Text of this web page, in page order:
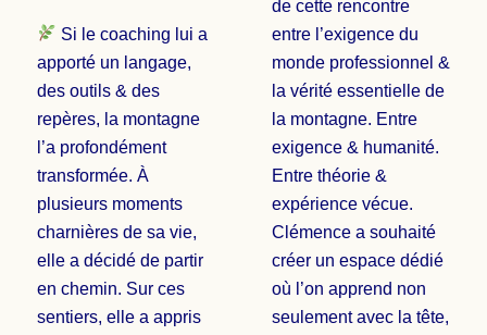
Si le coaching lui a
apporté un langage,
des outils & des
repères, la montagne
l’a profondément
transformée. À
plusieurs moments
charnières de sa vie,
elle a décidé de partir
en chemin. Sur ces
sentiers, elle a appris
de cette rencontre
entre l’exigence du
monde professionnel &
la vérité essentielle de
la montagne. Entre
exigence & humanité.
Entre théorie &
expérience vécue.
Clémence a souhaité
créer un espace dédié
où l’on apprend non
seulement avec la tête,